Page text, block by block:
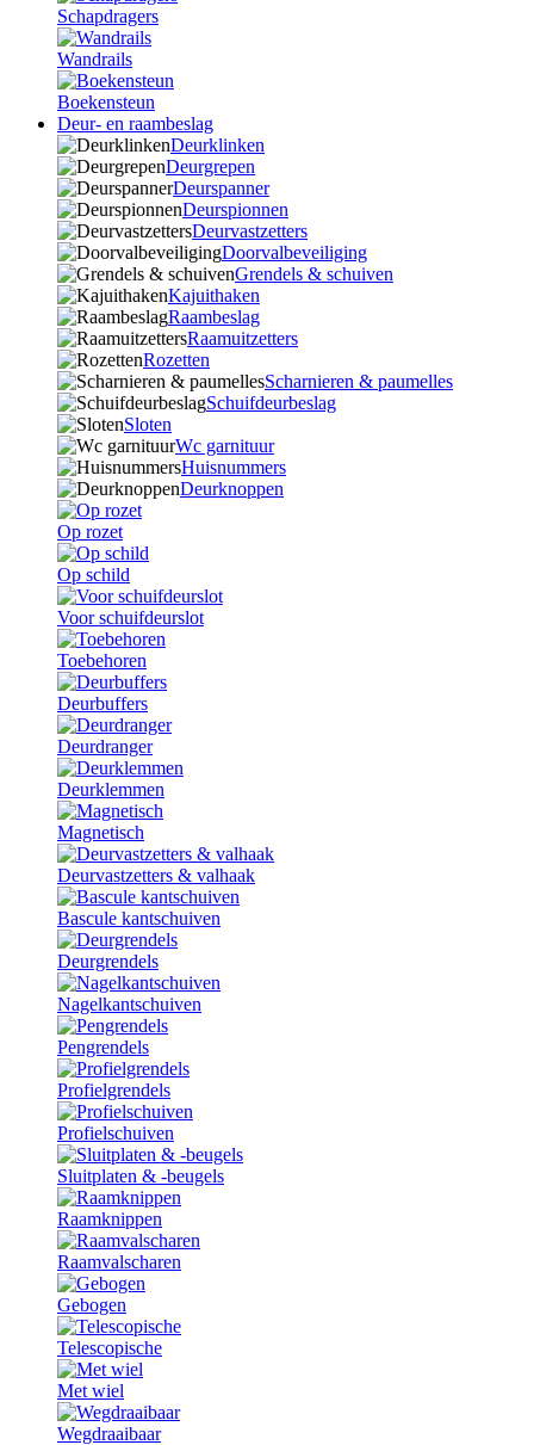
Schapdragers
Wandrails
Boekensteun
Deur- en raambeslag
Deurklinken
Deurgrepen
Deurspanner
Deurspionnen
Deurvastzetters
Doorvalbeveiliging
Grendels & schuiven
Kajuithaken
Raambeslag
Raamuitzetters
Rozetten
Scharnieren & paumelles
Schuifdeurbeslag
Sloten
Wc garnituur
Huisnummers
Deurknoppen
Op rozet
Op schild
Voor schuifdeurslot
Toebehoren
Deurbuffers
Deurdranger
Deurklemmen
Magnetisch
Deurvastzetters & valhaak
Bascule kantschuiven
Deurgrendels
Nagelkantschuiven
Pengrendels
Profielgrendels
Profielschuiven
Sluitplaten & -beugels
Raamknippen
Raamvalscharen
Gebogen
Telescopische
Met wiel
Wegdraaibaar